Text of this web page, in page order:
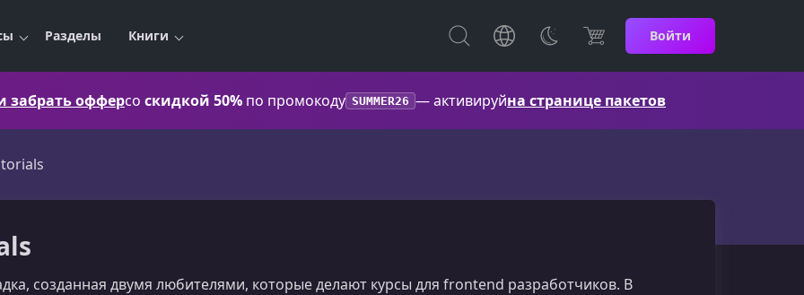
Разделы Книги Войти
забрать офферсо скидкой 50% по промокоду SUMMER26 — активируйна странице пакетов
созданная двумя любителями, которые делают курсы для frontend разработчиков. В